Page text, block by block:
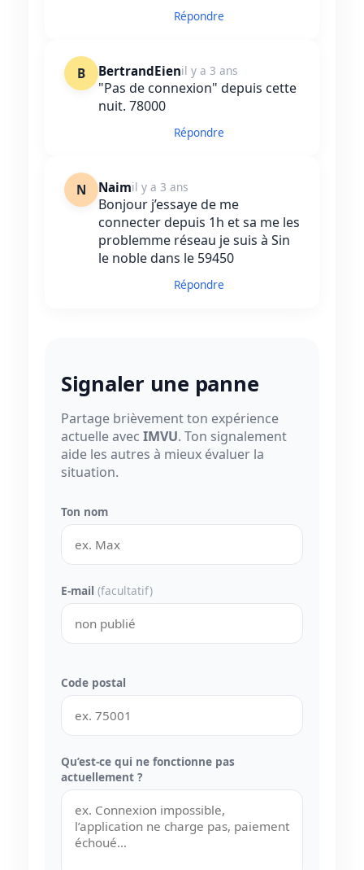
Répondre
B BertrandEienil y a 3 ans
"Pas de connexion" depuis cette
nuit. 78000
Répondre
N Naimil y a 3 ans
Bonjour j’essaye de me
connecter depuis 1h et sa me les
problemme réseau je suis à Sin
le noble dans le 59450
Répondre
Signaler une panne
Partage brièvement ton expérience
actuelle avec IMVU. Ton signalement
aide les autres à mieux évaluer la
situation.
Ton nom
E-mail (facultatif)
Code postal
Qu’est-ce qui ne fonctionne pas
actuellement ?